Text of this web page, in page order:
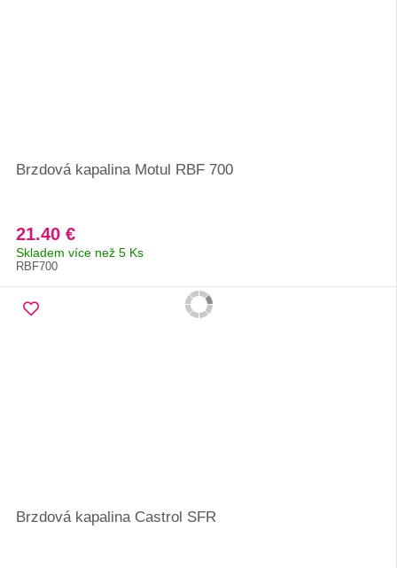
Brzdová kapalina Motul RBF 700
21.40 €
Skladem více než 5 Ks
RBF700
Brzdová kapalina Castrol SFR